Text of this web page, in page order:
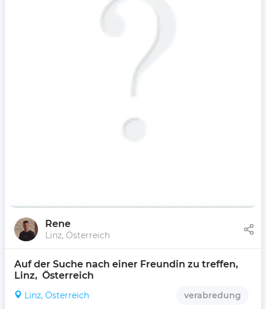
Rene
Linz, Österreich
Auf der Suche nach einer Freundin zu treffen,
Linz,  Österreich
Linz, Österreich verabredung